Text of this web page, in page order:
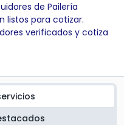
de Pailería
listos para cotizar.
verificados y cotiza